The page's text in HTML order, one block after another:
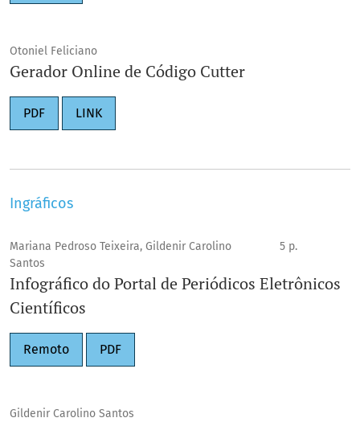
Otoniel Feliciano
Gerador Online de Código Cutter
PDF LINK
Ingráficos
Mariana Pedroso Teixeira, Gildenir Carolino
Santos
5 p.
Infográfico do Portal de Periódicos Eletrônicos
Científicos
Remoto PDF
Gildenir Carolino Santos